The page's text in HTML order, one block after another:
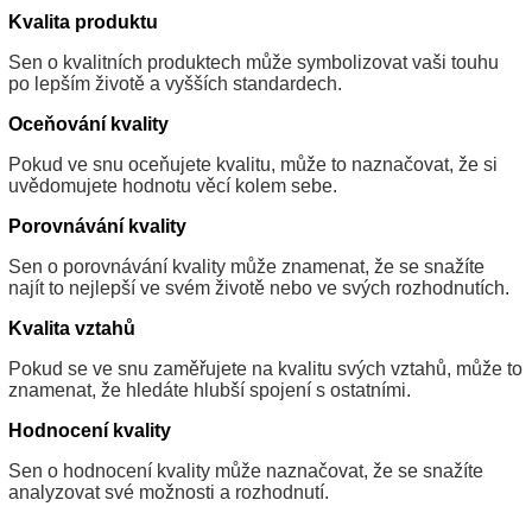
Kvalita produktu
Sen o kvalitních produktech může symbolizovat vaši touhu
po lepším životě a vyšších standardech.
Oceňování kvality
Pokud ve snu oceňujete kvalitu, může to naznačovat, že si
uvědomujete hodnotu věcí kolem sebe.
Porovnávání kvality
Sen o porovnávání kvality může znamenat, že se snažíte
najít to nejlepší ve svém životě nebo ve svých rozhodnutích.
Kvalita vztahů
Pokud se ve snu zaměřujete na kvalitu svých vztahů, může to
znamenat, že hledáte hlubší spojení s ostatními.
Hodnocení kvality
Sen o hodnocení kvality může naznačovat, že se snažíte
analyzovat své možnosti a rozhodnutí.